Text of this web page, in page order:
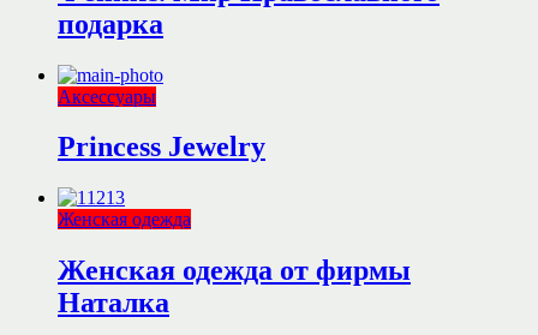
подарка
Аксессуары
Princess Jewelry
Женская одежда
Женская одежда от фирмы
Наталка